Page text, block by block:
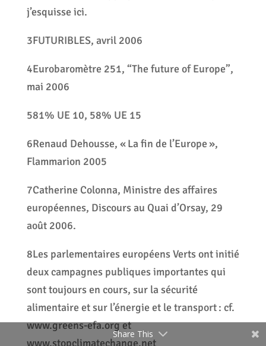
j’esquisse ici.
3FUTURIBLES, avril 2006
4Eurobaromètre 251, “The future of Europe”,
mai 2006
581% UE 10, 58% UE 15
6Renaud Dehousse, « La fin de l’Europe »,
Flammarion 2005
7Catherine Colonna, Ministre des affaires
européennes, Discours au Quai d’Orsay, 29
août 2006.
8Les parlementaires européens Verts ont initié
deux campagnes publiques importantes qui
sont toujours en cours, sur la sécurité
alimentaire et sur l’énergie et le transport : cf.
www.greens-efa.org et
www.stopclimatechange.net
Share This